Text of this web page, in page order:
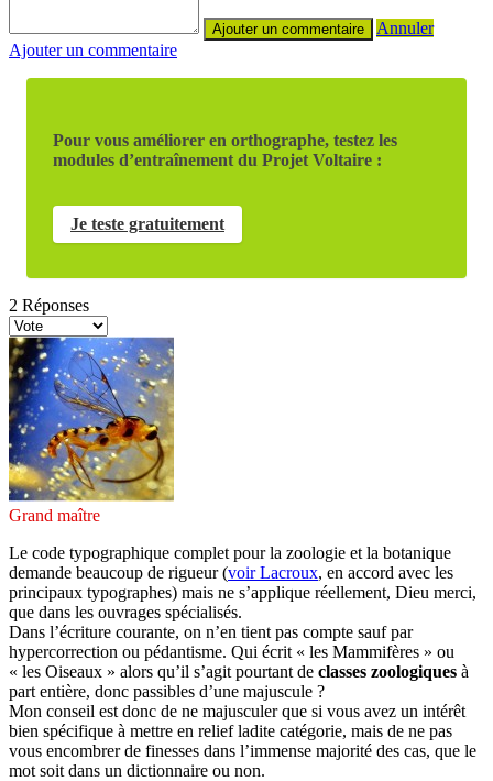
Annuler
Ajouter un commentaire
Pour vous améliorer en orthographe, testez les
modules d’entraînement du Projet Voltaire :
Je teste gratuitement
2 Réponses
Grand maître
Le code typographique complet pour la zoologie et la botanique
demande beaucoup de rigueur (voir Lacroux, en accord avec les
principaux typographes) mais ne s’applique réellement, Dieu merci,
que dans les ouvrages spécialisés.
Dans l’écriture courante, on n’en tient pas compte sauf par
hypercorrection ou pédantisme. Qui écrit « les Mammifères » ou
« les Oiseaux » alors qu’il s’agit pourtant de classes zoologiques à
part entière, donc passibles d’une majuscule ?
Mon conseil est donc de ne majusculer que si vous avez un intérêt
bien spécifique à mettre en relief ladite catégorie, mais de ne pas
vous encombrer de finesses dans l’immense majorité des cas, que le
mot soit dans un dictionnaire ou non.